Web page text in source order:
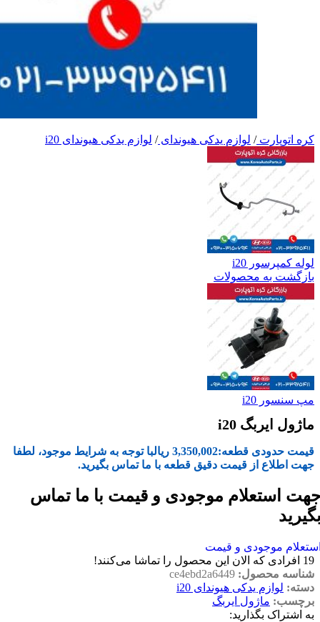
کره اتوپارت/ لوازم یدکی هیوندای/ لوازم یدکی هیوندای i20
لوله کمپرسور i20
بازگشت به محصولات
مپ سنسور i20
ماژول ایربگ i20
قیمت حدودی قطعه:3,350,002 ریالبا توجه به شرایط موجود، لطفا
جهت اطلاع از قیمت دقیق قطعه با ما تماس بگیرید.
استعلام موجودی و قیمت با ما تماس
موجودی و قیمت
19 افرادی که الان این محصول را تماشا می‌کنند!
شناسه محصول: ce4ebd2a6449
دسته: لوازم یدکی هیوندای i20
برچسب: ماژول ایربگ
به اشتراک بگذارید: